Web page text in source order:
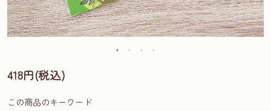
418円(税込)
この商品のキーワード